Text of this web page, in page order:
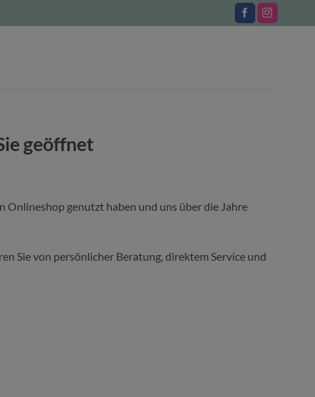
geöffnet
Onlineshop genutzt haben und uns über die Jahre
Sie von persönlicher Beratung, direktem Service und